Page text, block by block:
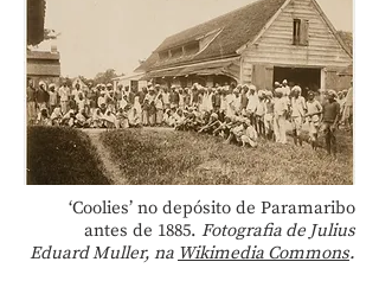
‘Coolies’ no depósito de Paramaribo
antes de 1885. Fotografia de Julius
Eduard Muller, na Wikimedia Commons.